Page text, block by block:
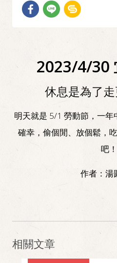
2023/4/30
休息是為了
明天就是 5/1 勞動節，一
確幸，偷個閒、放個鬆，
吧！
作者： 湯
相關文章